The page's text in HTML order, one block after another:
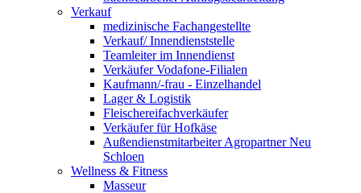
Verkauf
medizinische Fachangestellte
Verkauf/ Innendienststelle
Teamleiter im Innendienst
Verkäufer Vodafone-Filialen
Kaufmann/-frau - Einzelhandel
Lager & Logistik
Fleischereifachverkäufer
Verkäufer für Hofkäse
Außendienstmitarbeiter Agropartner Neu
Schloen
Wellness & Fitness
Masseur